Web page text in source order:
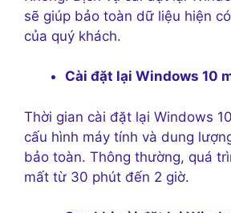
sẽ giúp bảo toàn dữ liệu hiện
của quý khách.
Cài đặt lại Windows 10
Thời gian cài đặt lại Windows
cấu hình máy tính và dung
bảo toàn. Thông thường, quá
mất từ 30 phút đến 2 giờ.